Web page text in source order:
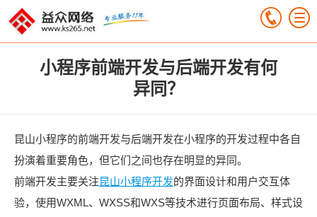
小程序前端开发与后端开发有何
异同？
昆山小程序的前端开发与后端开发在小程序的开发过程中各自
扮演着重要角色，但它们之间也存在明显的异同。
前端开发主要关注昆山小程序开发的界面设计和用户交互体
验，使用WXML、WXSS和WXS等技术进行页面布局、样式设